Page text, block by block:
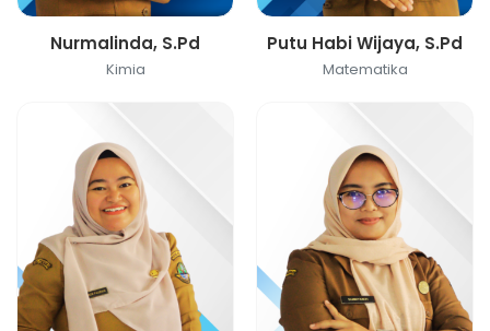
Nurmalinda, S.Pd
Kimia
Putu Habi Wijaya, S.Pd
Matematika